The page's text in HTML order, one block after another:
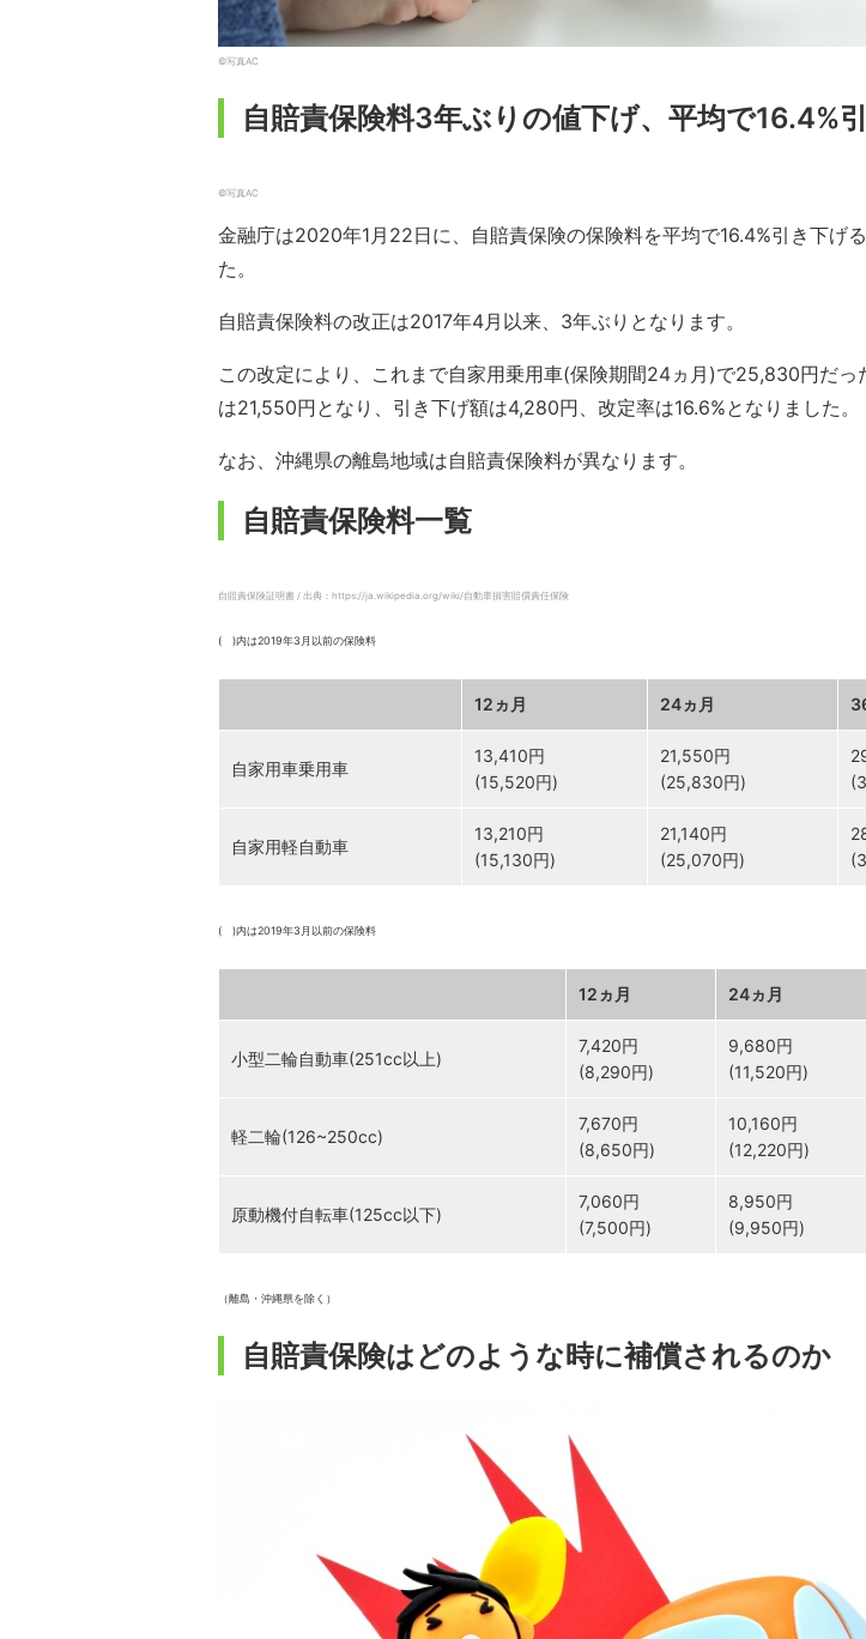
©写真AC
自賠責保険料3年ぶりの値下げ、平均で16.4%
©写真AC
金融庁は2020年1月22日に、自賠責保険の保険料を平均で16.4%引き下げ
た。
自賠責保険料の改正は2017年4月以来、3年ぶりとなります。
この改定により、これまで自家用乗用車(保険期間24ヵ月)で25,830円だっ
は21,550円となり、引き下げ額は4,280円、改定率は16.6%となりました。
なお、沖縄県の離島地域は自賠責保険料が異なります。
自賠責保険料一覧
自賠責保険証明書 / 出典：https://ja.wikipedia.org/wiki/自動車損害賠償責任保険
( )内は2019年3月以前の保険料
12ヵ月 24ヵ月
自家用車乗用車
13,410円
(15,520円)
21,550円
(25,830円)
自家用軽自動車
13,210円
(15,130円)
21,140円
(25,070円)
( )内は2019年3月以前の保険料
12ヵ月 24ヵ月
小型二輪自動車(251cc以上)
7,420円
(8,290円)
9,680円
(11,520円)
軽二輪(126~250cc)
7,670円
(8,650円)
10,160円
(12,220円)
原動機付自転車(125cc以下)
7,060円
(7,500円)
8,950円
(9,950円)
（離島・沖縄県を除く）
自賠責保険はどのような時に補償されるのか